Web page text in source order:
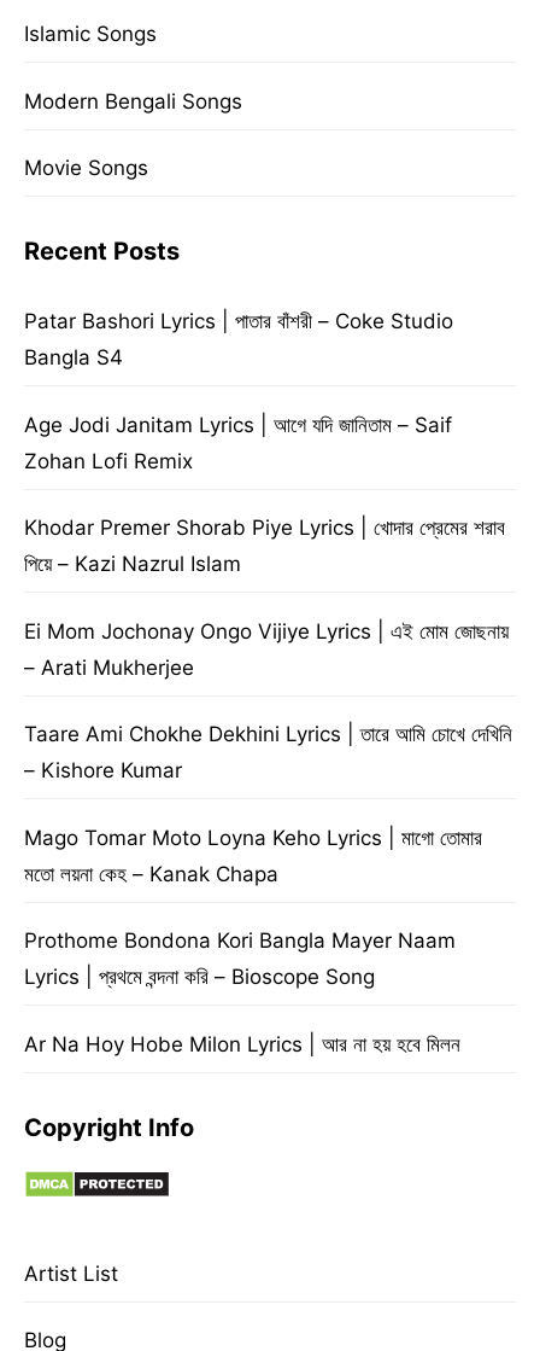
Islamic Songs
Modern Bengali Songs
Movie Songs
Recent Posts
Patar Bashori Lyrics | পাতার বাঁশরী – Coke Studio
Bangla S4
Age Jodi Janitam Lyrics | আগে যদি জানিতাম – Saif
Zohan Lofi Remix
Khodar Premer Shorab Piye Lyrics | খোদার প্রেমের শরাব
পিয়ে – Kazi Nazrul Islam
Ei Mom Jochonay Ongo Vijiye Lyrics | এই মোম জোছনায়
– Arati Mukherjee
Taare Ami Chokhe Dekhini Lyrics | তারে আমি চোখে দেখিনি
– Kishore Kumar
Mago Tomar Moto Loyna Keho Lyrics | মাগো তোমার
মতো লয়না কেহ – Kanak Chapa
Prothome Bondona Kori Bangla Mayer Naam
Lyrics | প্রথমে বন্দনা করি – Bioscope Song
Ar Na Hoy Hobe Milon Lyrics | আর না হয় হবে মিলন
Copyright Info
Artist List
Blog